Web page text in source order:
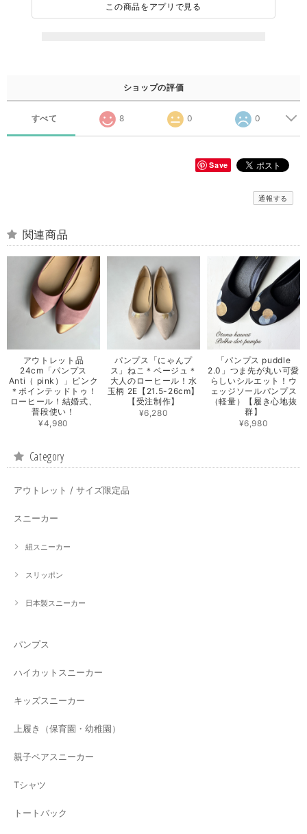
この商品をアプリで見る
ショップの評価
すべて 8 0 0
Save
通報する
関連商品
アウトレット品
24cm「パンプス
Anti（ pink）」ピンク
＊ポインテッドトゥ！
ローヒール！結婚式、
普段使い！
¥4,980
パンプス「にゃんプ
ス」ねこ＊ベージュ＊
大人のローヒール！水
玉柄 2E【21.5-26cm】
【受注制作】
¥6,280
「パンプス puddle
2.0」つま先が丸い可愛
らしいシルエット！ウ
ェッジソールパンプス
（軽量）【履き心地抜
群】
¥6,980
Category
アウトレット / サイズ限定品
スニーカー
紐スニーカー
スリッポン
日本製スニーカー
パンプス
ハイカットスニーカー
キッズスニーカー
上履き（保育園・幼稚園）
親子ペアスニーカー
Tシャツ
トートバック